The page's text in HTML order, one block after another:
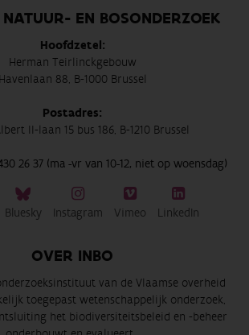
EN BOSONDERZOEK
Hoofdzetel:
Herman Teirlinckgebouw
Havenlaan 88, B-1000 Brussel
Postadres:
II-laan 15 bus 186, B-1210 Brussel
26 37 (ma -vr van 10-12, niet op woensdag)
Bluesky Instagram Vimeo LinkedIn
OVER INBO
van de Vlaamse overheid
toegepast wetenschappelijk onderzoek,
het biodiversiteitsbeleid en -beheer